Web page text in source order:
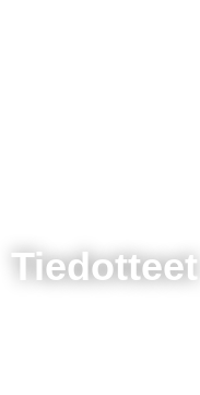
Tiedotteet